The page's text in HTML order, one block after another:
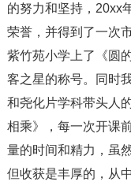
的努力和坚持，20xx
荣誉，并得到了一次
紫竹苑小学上了《圆
客之星的称号。同时
和尧化片学科带头人
相乘》，每一次开课
量的时间和精力，虽
但收获是丰厚的，从